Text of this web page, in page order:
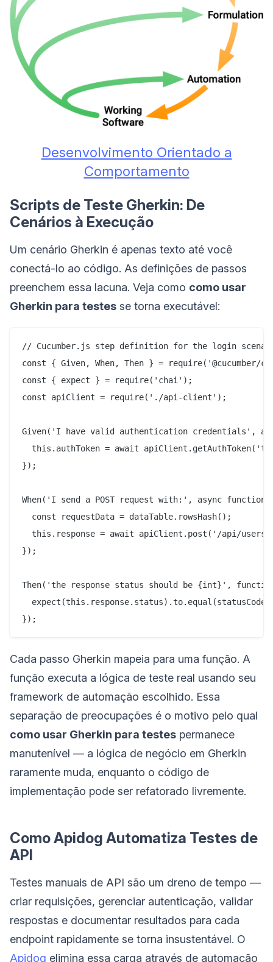
Desenvolvimento Orientado a
Comportamento
Scripts de Teste Gherkin: De
Cenários à Execução
Um cenário Gherkin é apenas texto até você
conectá-lo ao código. As definições de passos
preenchem essa lacuna. Veja como como usar
Gherkin para testes se torna executável:
// Cucumber.js step definition for the login
const { Given, When, Then } = require('@cucumber/
const { expect } = require('chai');
const apiClient = require('./api-client');
Given('I have valid authentication credentials',
this.authToken = await
});
When('I send a POST request with:', async
  const requestData = dataTable.rowsHash();
this.response = await apiClient.post('/api/
});
Then('the response status should be {int}',
Cada passo Gherkin mapeia para uma função. A
função executa a lógica de teste real usando seu
framework de automação escolhido. Essa
separação de preocupações é o motivo pelo qual
como usar Gherkin para testes permanece
manutenível — a lógica de negócio em Gherkin
raramente muda, enquanto o código de
implementação pode ser refatorado livremente.
Como Apidog Automatiza Testes de
API
Testes manuais de API são um dreno de tempo —
criar requisições, gerenciar autenticação, validar
respostas e documentar resultados para cada
endpoint rapidamente se torna insustentável. O
Apidog elimina essa carga através de automação